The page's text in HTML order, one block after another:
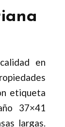
en
etiqueta
37×41
largas.